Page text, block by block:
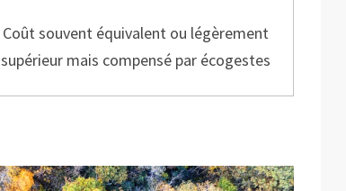
Coût souvent équivalent ou légèrement
supérieur mais compensé par écogestes